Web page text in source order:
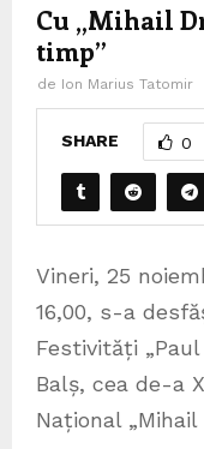
Cu „Mihail
timp”
de Ion Marius Tatomir
SHARE 0
Vineri, 25
16,00, s-a
Festivități
Balș, cea de-a
Național